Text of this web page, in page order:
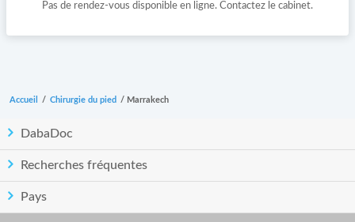
Pas de rendez-vous disponible en ligne. Contactez le cabinet.
Accueil / Chirurgie du pied / Marrakech
DabaDoc
Recherches fréquentes
Pays